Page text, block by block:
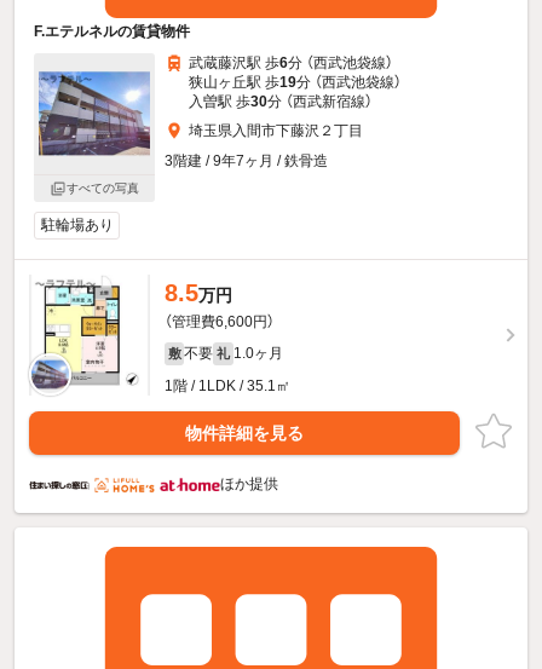
F.エテルネルの賃貸物件
すべての写真
武蔵藤沢駅 歩6分 （西武池袋線）
狭山ヶ丘駅 歩19分 （西武池袋線）
入曽駅 歩30分 （西武新宿線）
埼玉県入間市下藤沢２丁目
3階建 / 9年7ヶ月 / 鉄骨造
駐輪場あり
8.5万円
（管理費6,600円）
敷 不要 礼 1.0ヶ月
1階 / 1LDK / 35.1㎡
物件詳細を見る
ほか提供